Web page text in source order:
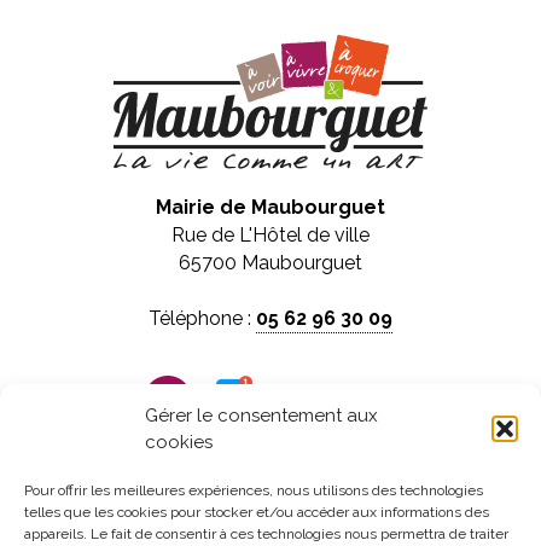
Gérer le consentement aux
cookies
Pour offrir les meilleures expériences, nous utilisons des technologies
telles que les cookies pour stocker et/ou accéder aux informations des
appareils. Le fait de consentir à ces technologies nous permettra de traiter
Mairie de Maubourguet
Rue de L'Hôtel de ville
65700 Maubourguet
Téléphone : 05 62 96 30 09
Du lundi au vendredi
de 8h30 à 12h et de 13h30 à 17h30